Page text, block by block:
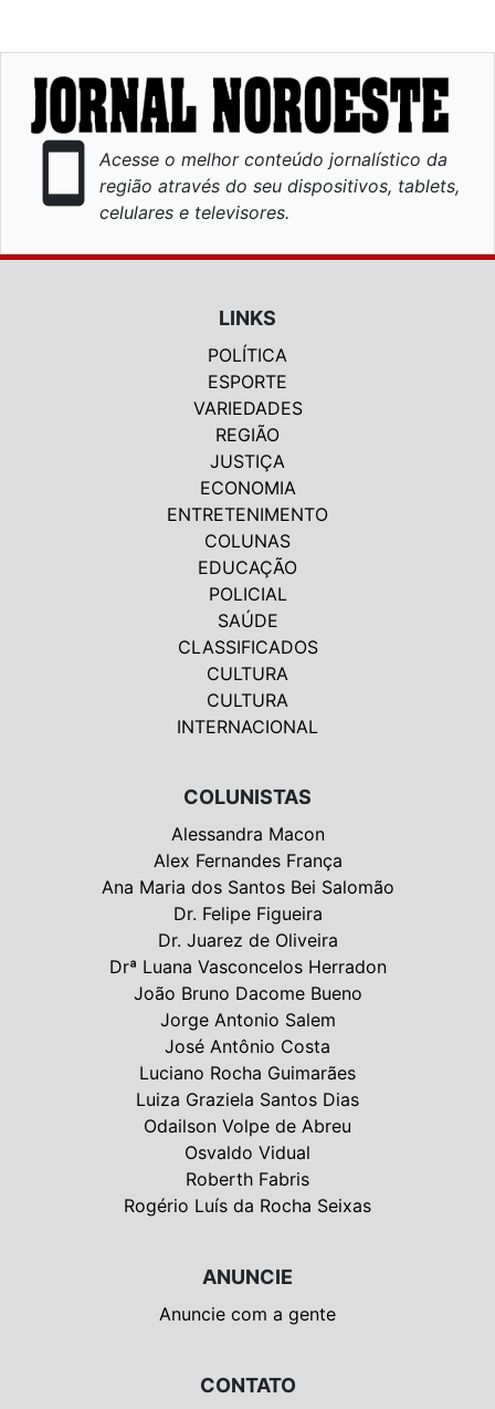
smartphone
Acesse o melhor conteúdo jornalístico da
região através do seu dispositivos, tablets,
celulares e televisores.
LINKS
POLÍTICA
ESPORTE
VARIEDADES
REGIÃO
JUSTIÇA
ECONOMIA
ENTRETENIMENTO
COLUNAS
EDUCAÇÃO
POLICIAL
SAÚDE
CLASSIFICADOS
CULTURA
CULTURA
INTERNACIONAL
COLUNISTAS
Alessandra Macon
Alex Fernandes França
Ana Maria dos Santos Bei Salomão
Dr. Felipe Figueira
Dr. Juarez de Oliveira
Drª Luana Vasconcelos Herradon
João Bruno Dacome Bueno
Jorge Antonio Salem
José Antônio Costa
Luciano Rocha Guimarães
Luiza Graziela Santos Dias
Odailson Volpe de Abreu
Osvaldo Vidual
Roberth Fabris
Rogério Luís da Rocha Seixas
ANUNCIE
Anuncie com a gente
CONTATO